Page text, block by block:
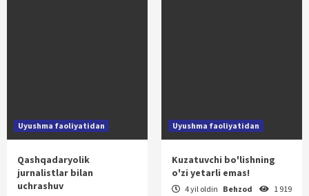
Uyushma faoliyatidan
Qashqadaryolik
jurnalistlar bilan
uchrashuv
Uyushma faoliyatidan
Kuzatuvchi bo'lishning
o'zi yetarli emas!
4 yil oldin Behzod 1 919